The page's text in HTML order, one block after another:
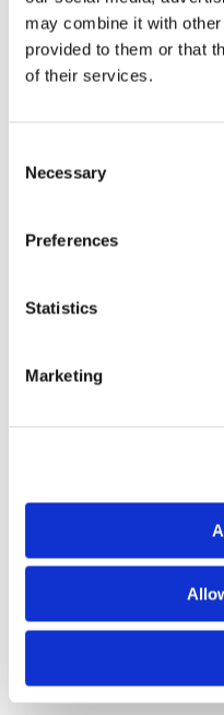
may combine it with
provided to them or that
of their services.
Selection
Necessary
Preferences
Statistics
Marketing
Recent posts
Roberto De Gaetano